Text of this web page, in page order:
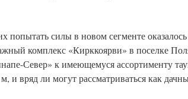
силы в новом сегменте
комплекс «Кирккоярви» в поселке
Север» к имеющемуся ассортименту
и вряд ли могут рассматриваться как